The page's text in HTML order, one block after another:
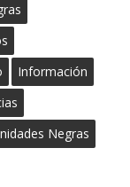
Información
Negras